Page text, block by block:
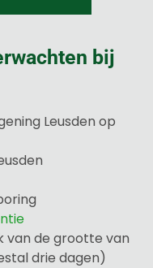
bij
Leusden op
van de grootte van
drie dagen)